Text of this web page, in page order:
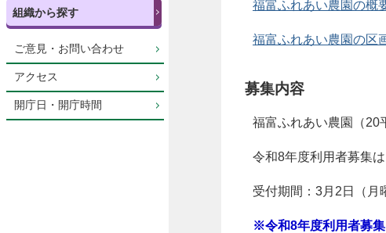
組織から探す
ご意見・お問い合わせ
アクセス
開庁日・開庁時間
福富ふれあい農園の概
福富ふれあい農園の区
募集内容
福富ふれあい農園（20
令和8年度利用者募集
受付期間：3月2日（月
※令和8年度利用者募集